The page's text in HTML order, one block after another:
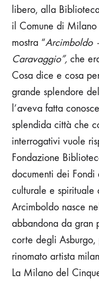
libero, alla
il Comune di Milano
mostra “Arcimboldo
Caravaggio”, che
Cosa dice e cosa
grande splendore
l’aveva fatta
splendida città che
interrogativi vuole
Fondazione
documenti dei Fondi
culturale e
Arcimboldo nasce
abbandona da gran
corte degli Asburgo,
rinomato artista
La Milano del